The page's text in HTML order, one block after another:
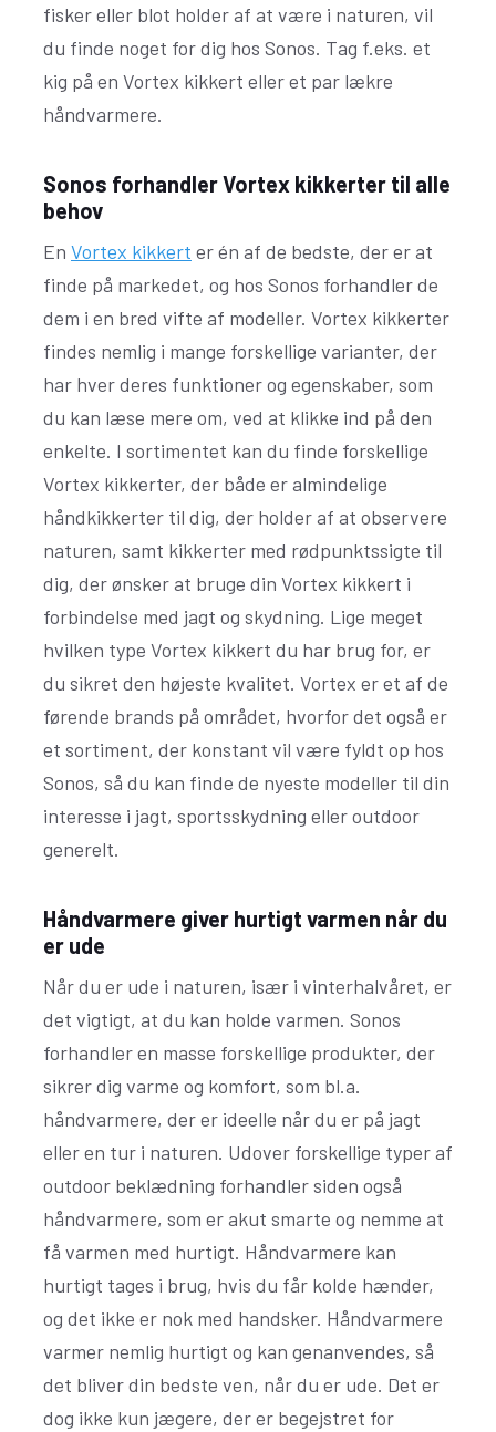
fisker eller blot holder af at være i naturen, vil
du finde noget for dig hos Sonos. Tag f.eks. et
kig på en Vortex kikkert eller et par lækre
håndvarmere.
Sonos forhandler Vortex kikkerter til alle
behov
En Vortex kikkert er én af de bedste, der er at
finde på markedet, og hos Sonos forhandler de
dem i en bred vifte af modeller. Vortex kikkerter
findes nemlig i mange forskellige varianter, der
har hver deres funktioner og egenskaber, som
du kan læse mere om, ved at klikke ind på den
enkelte. I sortimentet kan du finde forskellige
Vortex kikkerter, der både er almindelige
håndkikkerter til dig, der holder af at observere
naturen, samt kikkerter med rødpunktssigte til
dig, der ønsker at bruge din Vortex kikkert i
forbindelse med jagt og skydning. Lige meget
hvilken type Vortex kikkert du har brug for, er
du sikret den højeste kvalitet. Vortex er et af de
førende brands på området, hvorfor det også er
et sortiment, der konstant vil være fyldt op hos
Sonos, så du kan finde de nyeste modeller til din
interesse i jagt, sportsskydning eller outdoor
generelt.
Håndvarmere giver hurtigt varmen når du
er ude
Når du er ude i naturen, især i vinterhalvåret, er
det vigtigt, at du kan holde varmen. Sonos
forhandler en masse forskellige produkter, der
sikrer dig varme og komfort, som bl.a.
håndvarmere, der er ideelle når du er på jagt
eller en tur i naturen. Udover forskellige typer af
outdoor beklædning forhandler siden også
håndvarmere, som er akut smarte og nemme at
få varmen med hurtigt. Håndvarmere kan
hurtigt tages i brug, hvis du får kolde hænder,
og det ikke er nok med handsker. Håndvarmere
varmer nemlig hurtigt og kan genanvendes, så
det bliver din bedste ven, når du er ude. Det er
dog ikke kun jægere, der er begejstret for